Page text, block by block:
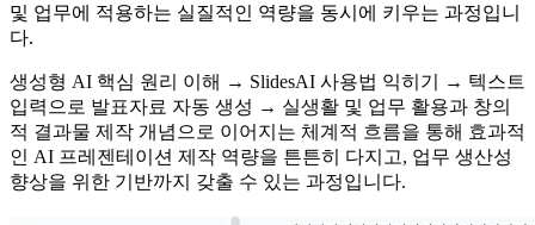
및 업무에 적용하는 실질적인 역량을 동시에 키우는 과정입니
다.
생성형 AI 핵심 원리 이해 → SlidesAI 사용법 익히기 → 텍스트
입력으로 발표자료 자동 생성 → 실생활 및 업무 활용과 창의
적 결과물 제작 개념으로 이어지는 체계적 흐름을 통해 효과적
인 AI 프레젠테이션 제작 역량을 튼튼히 다지고, 업무 생산성
향상을 위한 기반까지 갖출 수 있는 과정입니다.